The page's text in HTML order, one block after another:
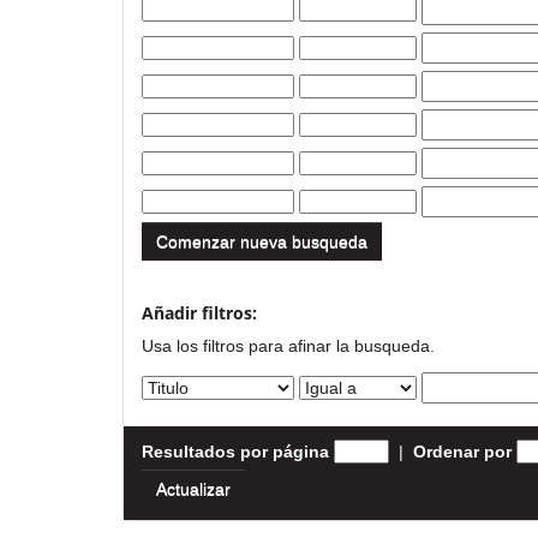
Comenzar nueva busqueda
Añadir filtros:
Usa los filtros para afinar la busqueda.
Resultados por página | Ordenar por